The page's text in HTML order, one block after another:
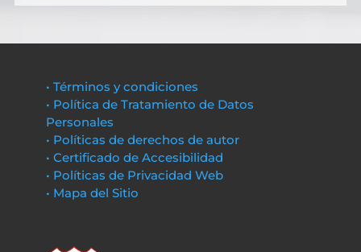
• Términos y condiciones
• Política de Tratamiento de Datos
Personales
• Políticas de derechos de autor
• Certificado de Accesibilidad
• Políticas de Privacidad Web
• Mapa del Sitio